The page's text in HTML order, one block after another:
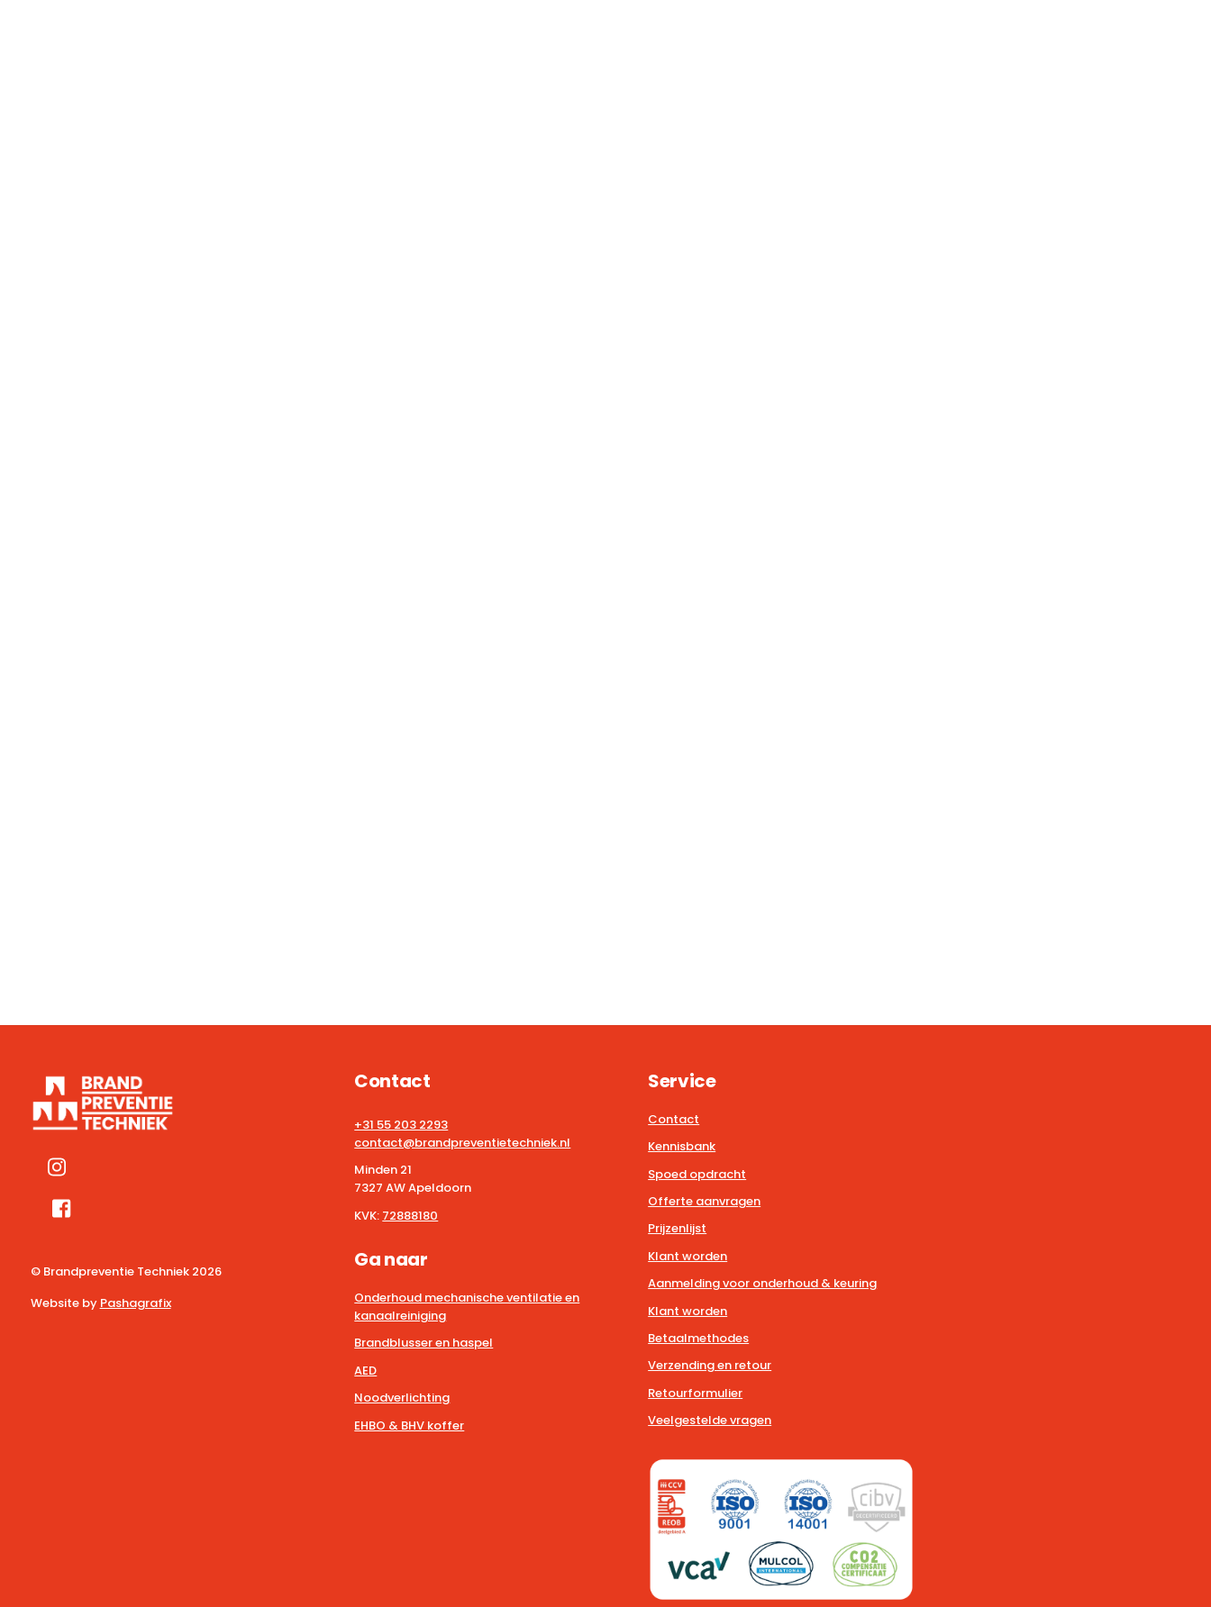
© Brandpreventie Techniek 2026
Website by Pashagrafix
Contact
+31 55 203 2293
contact@brandpreventietechniek.nl
Minden 21
7327 AW Apeldoorn
KVK: 72888180
Ga naar
Onderhoud mechanische ventilatie en
kanaalreiniging
Brandblusser en haspel
AED
Noodverlichting
EHBO & BHV koffer
Service
Contact
Kennisbank
Spoed opdracht
Offerte aanvragen
Prijzenlijst
Klant worden
Aanmelding voor onderhoud & keuring
Klant worden
Betaalmethodes
Verzending en retour
Retourformulier
Veelgestelde vragen